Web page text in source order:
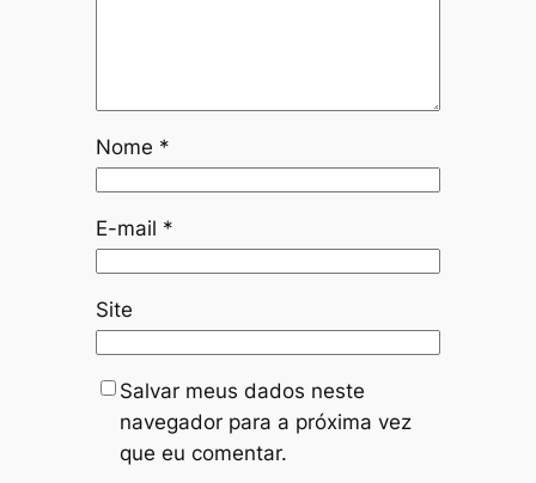
Nome *
E-mail *
Site
Salvar meus dados neste
navegador para a próxima vez
que eu comentar.